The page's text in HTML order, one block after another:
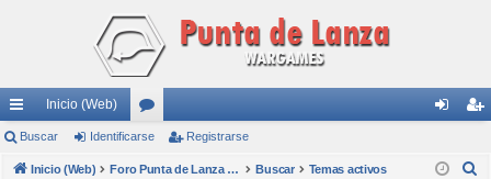
nl
ac
Inicio (Web)
or
os nti ist
Buscar Identificarse Registrarse
Inicio (Web) Foro Punta de Lanza Wargames Buscar Temas activos